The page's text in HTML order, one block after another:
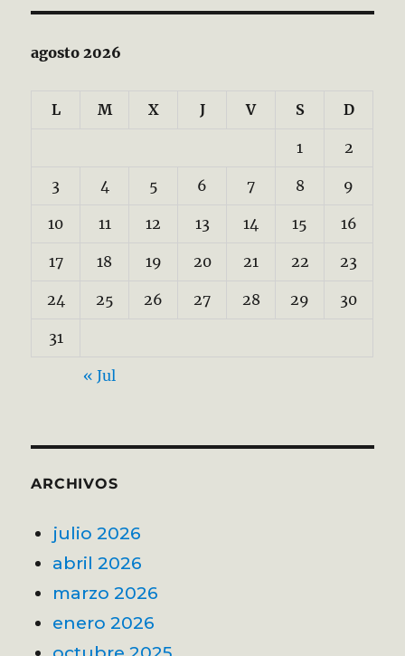
agosto 2026
L M X J V S D
1 2
3 4 5 6 7 8 9
10 11 12 13 14 15 16
17 18 19 20 21 22 23
24 25 26 27 28 29 30
31
« Jul
ARCHIVOS
julio 2026
abril 2026
marzo 2026
enero 2026